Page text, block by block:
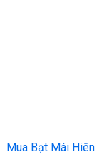
Mua Bạt Mái Hiên